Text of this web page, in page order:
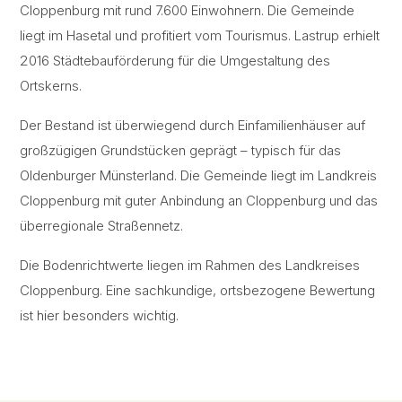
Cloppenburg mit rund 7.600 Einwohnern. Die Gemeinde
liegt im Hasetal und profitiert vom Tourismus. Lastrup erhielt
2016 Städtebauförderung für die Umgestaltung des
Ortskerns.
Der Bestand ist überwiegend durch Einfamilienhäuser auf
großzügigen Grundstücken geprägt – typisch für das
Oldenburger Münsterland. Die Gemeinde liegt im Landkreis
Cloppenburg mit guter Anbindung an Cloppenburg und das
überregionale Straßennetz.
Die Bodenrichtwerte liegen im Rahmen des Landkreises
Cloppenburg. Eine sachkundige, ortsbezogene Bewertung
ist hier besonders wichtig.